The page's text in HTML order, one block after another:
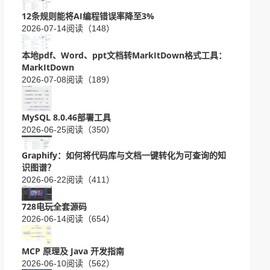
12条规则能将AI编程错误率降至3%
2026-07-14阅读（148）
本地pdf、Word、ppt文档转MarkItDown格式工具：
MarkItDown
2026-07-08阅读（189）
MySQL 8.0.46部署工具
2026-06-25阅读（350）
Graphify：如何将代码库与文档一键转化为可查询的知
识图谱？
2026-06-22阅读（411）
728电玩全套源码
2026-06-14阅读（654）
MCP 原理及 Java 开发指南
2026-06-10阅读（562）